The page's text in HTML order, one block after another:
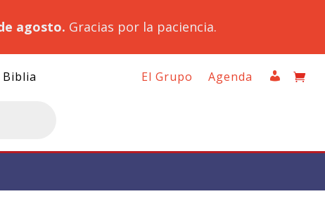
agosto. Gracias por la paciencia.
Biblia El Grupo Agenda